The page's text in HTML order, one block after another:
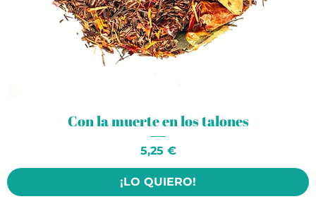
Con la muerte en los talones
Precio
5,25 €
¡LO QUIERO!